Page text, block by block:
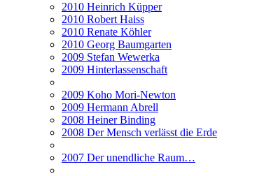
2010 Heinrich Küpper
2010 Robert Haiss
2010 Renate Köhler
2010 Georg Baumgarten
2009 Stefan Wewerka
2009 Hinterlassenschaft
2009 Koho Mori-Newton
2009 Hermann Abrell
2008 Heiner Binding
2008 Der Mensch verlässt die Erde
2007 Der unendliche Raum…